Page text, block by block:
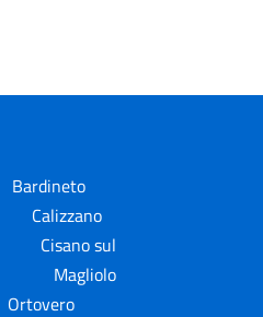
Bardineto
Calizzano
Cisano sul
Magliolo
Ortovero